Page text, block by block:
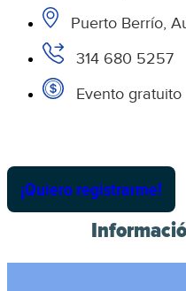
Puerto Berrío,
314 680 5257
Evento gratuito
¡Quiero registrarme!